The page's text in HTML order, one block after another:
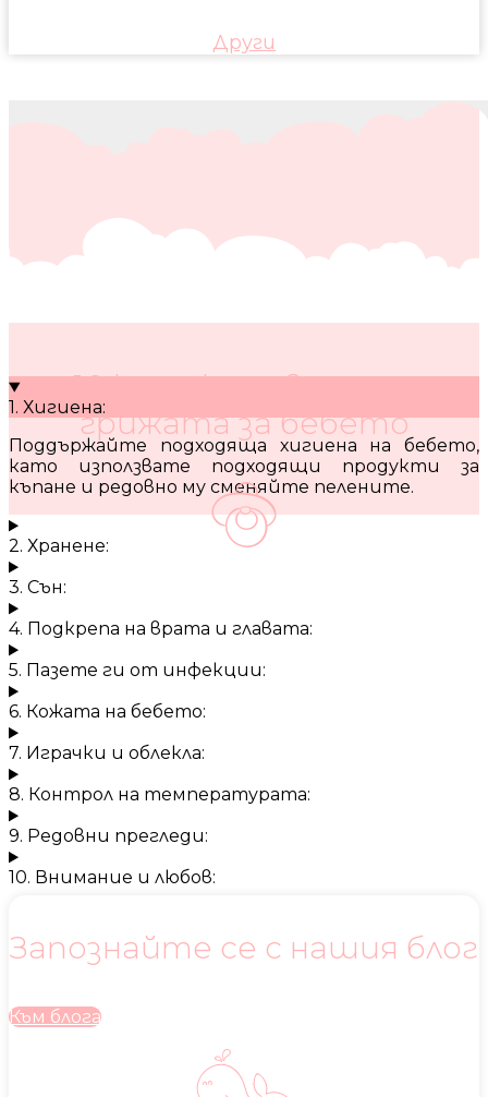
Други
10 кратки съвета за
грижата за бебето
1. Хигиена:
Поддържайте подходяща хигиена на бебето,
като използвате подходящи продукти за
къпане и редовно му сменяйте пелените.
2. Хранене:
3. Сън:
4. Подкрепа на врата и главата:
5. Пазете ги от инфекции:
6. Кожата на бебето:
7. Играчки и облекла:
8. Контрол на температурата:
9. Редовни прегледи:
10. Внимание и любов:
Запознайте се с нашия блог
Към блога